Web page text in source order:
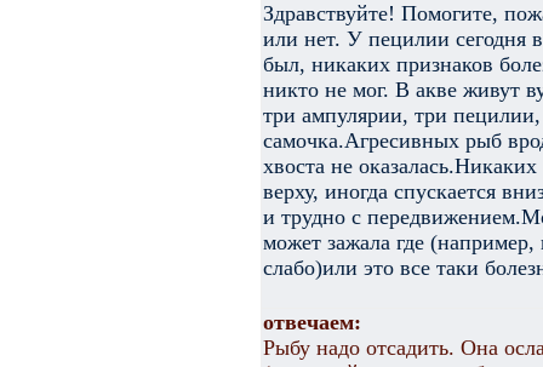
Здравствуйте! Помогите,
или нет. У пецилии сегодня
был, никаких признаков
никто не мог. В акве живут
три ампулярии, три
самочка.Агресивных рыб
хвоста не
верху, иногда спускается
и трудно с
может зажала где (например,
слабо)или это все таки
отвечаем:
Рыбу надо отсадить. Она